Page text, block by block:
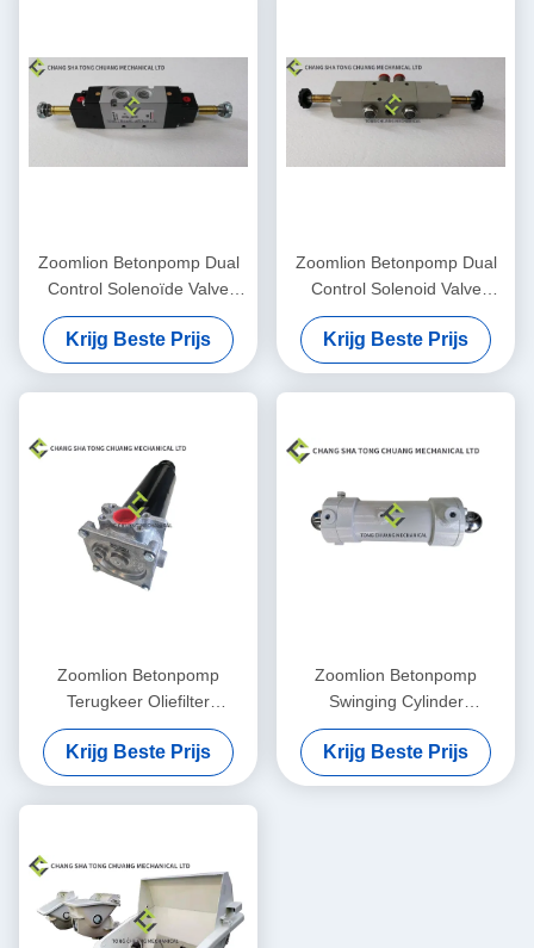
Zoomlion Betonpomp Dual
Control Solenoïde Valve
334D-015-02 1010302328
Krijg Beste Prijs
Zoomlion Betonpomp Dual
Control Solenoid Valve
METAL WORK 1070500150
Krijg Beste Prijs
Zoomlion Betonpomp
Terugkeer Oliefilter
Assemblage KE 2884+KE
2883 1010600428
Krijg Beste Prijs
Zoomlion Betonpomp
Swinging Cylinder
Assemblage (links) F9000
(Voorrijrijzitter)
000190201A0200000
Krijg Beste Prijs